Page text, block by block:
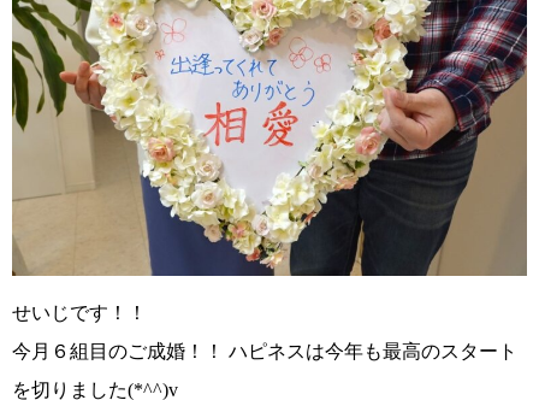
せいじです！！
今月６組目のご成婚！！ ハピネスは今年も最高のスタート
を切りました(*^^)v